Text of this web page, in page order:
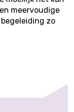
meervoudige
zo